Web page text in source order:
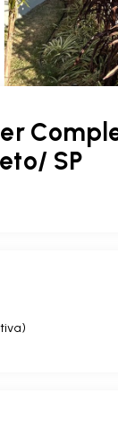
SP
)